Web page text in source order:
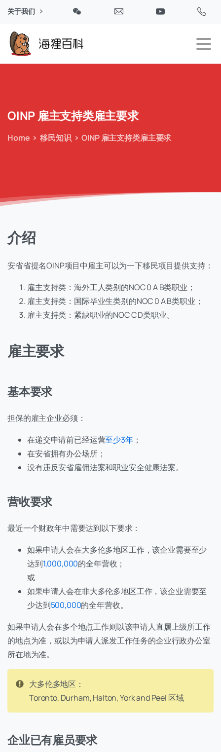
关于我们
OINP 雇主支持类雇主要求
Home 移民知识 OINP 雇主支持类雇主要求
介绍
安省省提名OINP项目中雇主可以为一下移民项目提供支持：
雇主支持类：海外工人类别的NOC 0 A B类职业；
雇主支持类：国际毕业生类别的NOC 0 A B类职业；
雇主支持类：紧缺职业的NOC C D类职业。
雇主要求
基本要求
担保的雇主企业必须：
在递交申请前已经运营至少3年；
在安省拥有办公场所；
没有违反安省雇佣法案和职业安全健康法案。
营收要求
最近一个财政年中需要达到以下要求：
如果申请人会在大多伦多地区工作，该企业需要至少
达到1,000,000的全年营收；
或
如果申请人会在非大多伦多地区工作，该企业需要至
少达到500,000的全年营收。
如果申请人会在多个地点工作则以该申请人直属上级所工作
的地点为准，或以为申请人派发工作任务的企业行政办公室
所在地为准。
大多伦多地区：
Toronto, Durham, Halton, York and Peel 区域
企业已有雇员要求